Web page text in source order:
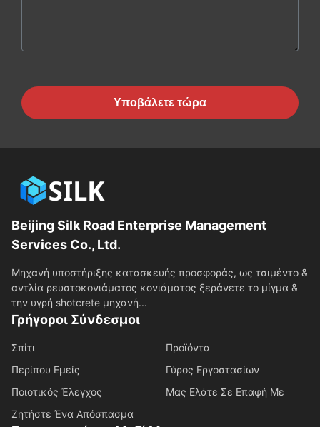
Υποβάλετε τώρα
Beijing Silk Road Enterprise Management
Services Co., Ltd.
Μηχανή υποστήριξης κατασκευής προσφοράς, ως τσιμέντο &
αντλία ρευστοκονιάματος κονιάματος ξεράνετε το μίγμα &
την υγρή shotcrete μηχανή...
Γρήγοροι Σύνδεσμοι
Σπίτι
Προϊόντα
Περίπου Εμείς
Γύρος Εργοστασίων
Ποιοτικός Έλεγχος
Μας Ελάτε Σε Επαφή Με
Ζητήστε Ένα Απόσπασμα